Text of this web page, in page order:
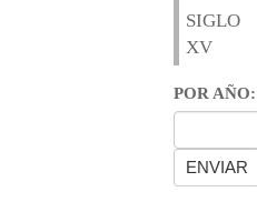
SIGLO
XV
POR AÑO: